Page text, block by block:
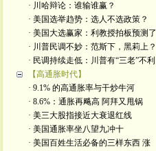
· 川哈辩论：谁输谁赢？
· 美国选举趋势：选人不选政策？
· 美国大选赢家：利教授拍板预测了
· 川普民调不妙：范斯下，黑莉上？
· 民调持续走低：川普有“三老”不利
【高通胀时代】
· 9.1% 的高通胀率与干炒牛河
· 8.6%：通胀再飚高 阿拜又甩锅
· 美三大股指接近大衰退红线
· 美国通胀率坐八望九冲十
· 美国百姓生活必备的三样东西 涨